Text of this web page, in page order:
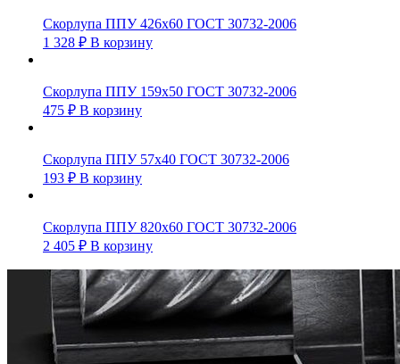
Скорлупа ППУ 426х60 ГОСТ 30732-2006
1 328 ₽ В корзину
Скорлупа ППУ 159х50 ГОСТ 30732-2006
475 ₽ В корзину
Скорлупа ППУ 57х40 ГОСТ 30732-2006
193 ₽ В корзину
Скорлупа ППУ 820х60 ГОСТ 30732-2006
2 405 ₽ В корзину